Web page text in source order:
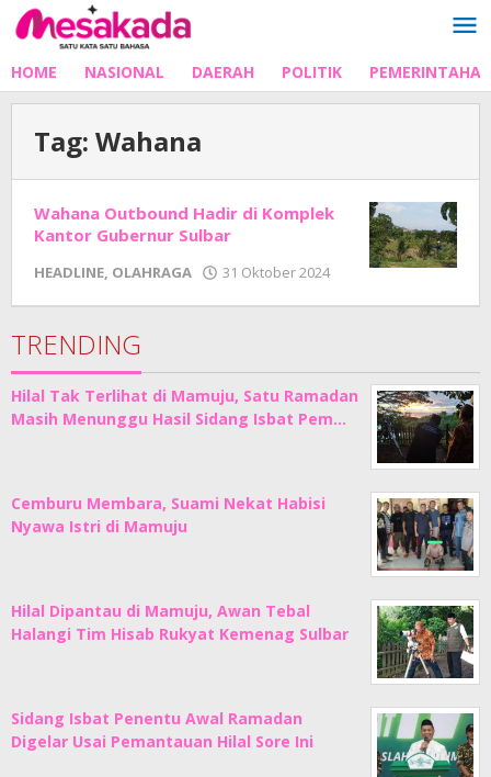
Lewati
ke
HOME NASIONAL DAERAH POLITIK
Tag: Wahana
Wahana Outbound Hadir di Komplek
Kantor Gubernur Sulbar
HEADLINE, OLAHRAGA 31 Oktober 2024
oleh
Junaedi
TRENDING
Hilal Tak Terlihat di Mamuju, Satu Ramadan
Masih Menunggu Hasil Sidang Isbat Pem…
Cemburu Membara, Suami Nekat Habisi
Nyawa Istri di Mamuju
Hilal Dipantau di Mamuju, Awan Tebal
Halangi Tim Hisab Rukyat Kemenag Sulbar
Sidang Isbat Penentu Awal Ramadan
Digelar Usai Pemantauan Hilal Sore Ini